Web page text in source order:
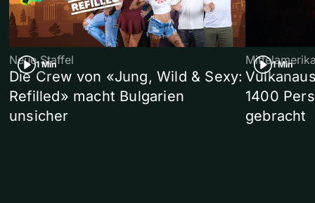
1 Min
Neue Staffel
Die Crew von «Jung, Wild & Sexy:
Refilled» macht Bulgarien
unsicher
1 Min
1400
gebracht